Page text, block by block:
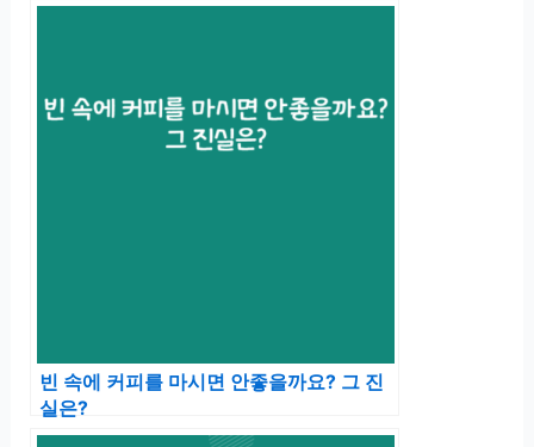
빈 속에 커피를 마시면 안좋을까요? 그 진
실은?